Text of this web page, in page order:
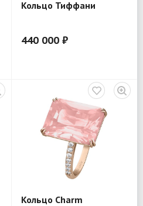
Кольцо Тиффани
440 000 ₽
Кольцо Charm